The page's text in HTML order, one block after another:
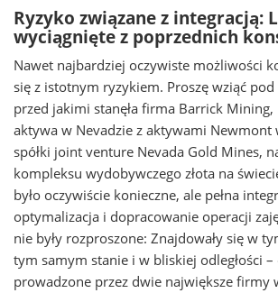
Ryzyko związane z integracją:
wyciągnięte z poprzednich
Nawet najbardziej oczywiste możliwości
się z istotnym ryzykiem. Proszę wziąć
przed jakimi stanęła firma Barrick
aktywa w Nevadzie z aktywami Newmont
spółki joint venture Nevada Gold Mines,
kompleksu wydobywczego złota na
było oczywiście konieczne, ale pełna
optymalizacja i dopracowanie operacji
nie były rozproszone: Znajdowały się w
tym samym stanie i w bliskiej odległości –
prowadzone przez dwie największe firmy